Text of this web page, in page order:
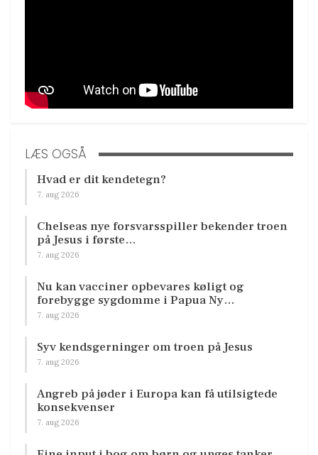
LÆS OGSÅ
Hvad er dit kendetegn?
7. aug 2026
Chelseas nye forsvarsspiller bekender troen
på Jesus i første…
7. aug 2026
Nu kan vacciner opbevares køligt og
forebygge sygdomme i Papua Ny…
7. aug 2026
Syv kendsgerninger om troen på Jesus
7. aug 2026
Angreb på jøder i Europa kan få utilsigtede
konsekvenser
7. aug 2026